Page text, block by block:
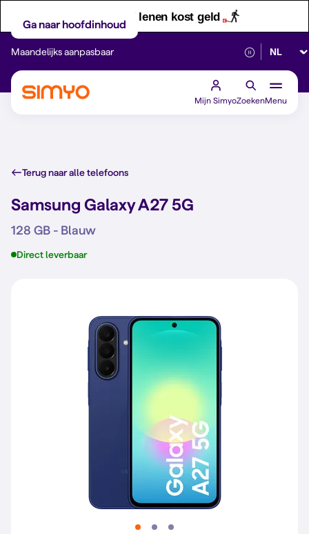
Let op! Geld lenen kost geld
Ga naar hoofdinhoud
Maandelijks aanpasbaar Betrouwbaar
Mijn SimyoZoekenMenu
Terug naar alle telefoons
Samsung Galaxy A27 5G
128 GB - Blauw
Direct leverbaar